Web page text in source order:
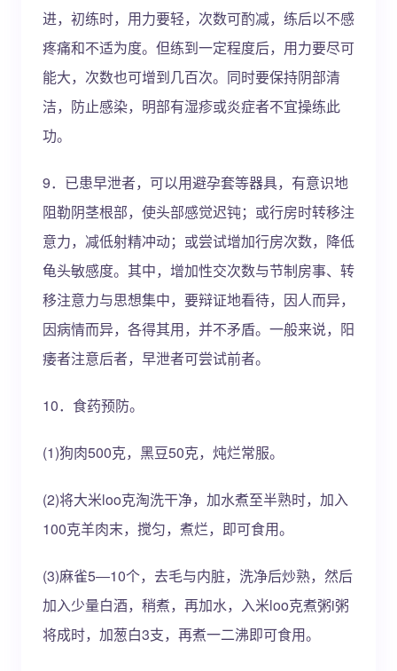
进，初练时，用力要轻，次数可酌减，练后以不感
疼痛和不适为度。但练到一定程度后，用力要尽可
能大，次数也可增到几百次。同时要保持阴部清
洁，防止感染，明部有湿疹或炎症者不宜操练此
功。
9．已患早泄者，可以用避孕套等器具，有意识地
阻勒阴茎根部，使头部感觉迟钝；或行房时转移注
意力，减低射精冲动；或尝试增加行房次数，降低
龟头敏感度。其中，增加性交次数与节制房事、转
移注意力与思想集中，要辩证地看待，因人而异，
因病情而异，各得其用，并不矛盾。一般来说，阳
痿者注意后者，早泄者可尝试前者。
10．食药预防。
(1)狗肉500克，黑豆50克，炖烂常服。
(2)将大米loo克淘洗干净，加水煮至半熟时，加入
100克羊肉末，搅匀，煮烂，即可食用。
(3)麻雀5―10个，去毛与内脏，洗净后炒熟，然后
加入少量白酒，稍煮，再加水，入米loo克煮粥i粥
将成时，加葱白3支，再煮一二沸即可食用。